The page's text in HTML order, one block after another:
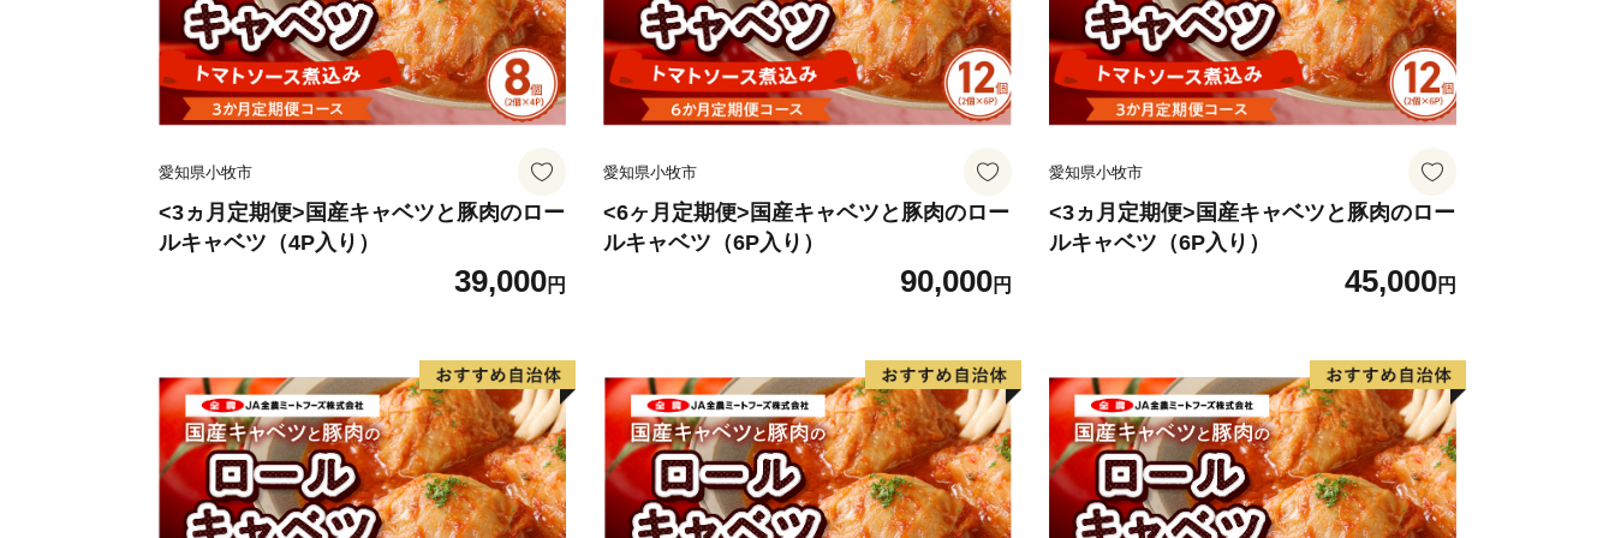
愛知県小牧市
<3ヵ月定期便>国産キャベツと豚肉のロー
ルキャベツ（4P入り）
39,000円
愛知県小牧市
<6ヶ月定期便>国産キャベツと豚肉のロー
ルキャベツ（6P入り）
90,000円
愛知県小牧市
<3ヵ月定期便>国産キャベツと豚肉のロー
ルキャベツ（6P入り）
45,000円